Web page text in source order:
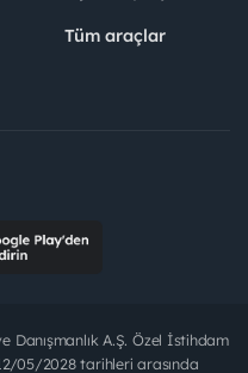
Tüm araçlar
Danışmanlık A.Ş. Özel İstihdam
05/2028 tarihleri arasında